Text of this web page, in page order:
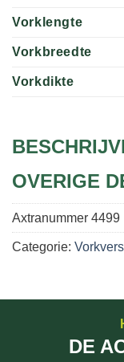
Vorklengte
Vorkbreedte
Vorkdikte
OVERIGE
Axtranummer 4499
Categorie:
DE